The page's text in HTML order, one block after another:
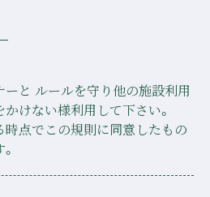
と ルールを守り他の施設利用
けない様利用して下さい。
時点でこの規則に同意したもの